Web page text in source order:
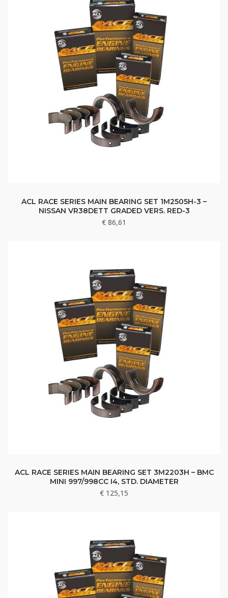
ACL RACE SERIES MAIN BEARING SET 1M2505H-3 –
NISSAN VR38DETT GRADED VERS. RED-3
€ 86,61
ACL RACE SERIES MAIN BEARING SET 3M2203H – BMC
MINI 997/998CC I4, STD. DIAMETER
€ 125,15